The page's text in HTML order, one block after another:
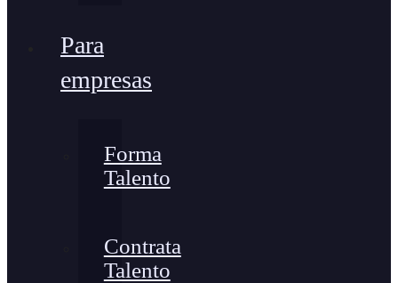
Para
empresas
Forma
Talento
Contrata
Talento